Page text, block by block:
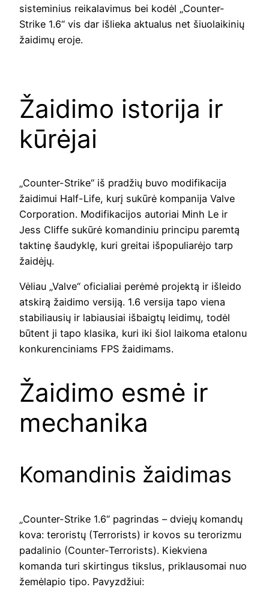
sisteminius reikalavimus bei kodėl „Counter-
Strike 1.6“ vis dar išlieka aktualus net šiuolaikinių
žaidimų eroje.
Žaidimo istorija ir
kūrėjai
„Counter-Strike“ iš pradžių buvo modifikacija
žaidimui Half-Life, kurį sukūrė kompanija Valve
Corporation. Modifikacijos autoriai Minh Le ir
Jess Cliffe sukūrė komandiniu principu paremtą
taktinę šaudyklę, kuri greitai išpopuliarėjo tarp
žaidėjų.
Vėliau „Valve“ oficialiai perėmė projektą ir išleido
atskirą žaidimo versiją. 1.6 versija tapo viena
stabiliausių ir labiausiai išbaigtų leidimų, todėl
būtent ji tapo klasika, kuri iki šiol laikoma etalonu
konkurenciniams FPS žaidimams.
Žaidimo esmė ir
mechanika
Komandinis žaidimas
„Counter-Strike 1.6“ pagrindas – dviejų komandų
kova: teroristų (Terrorists) ir kovos su terorizmu
padalinio (Counter-Terrorists). Kiekviena
komanda turi skirtingus tikslus, priklausomai nuo
žemėlapio tipo. Pavyzdžiui: